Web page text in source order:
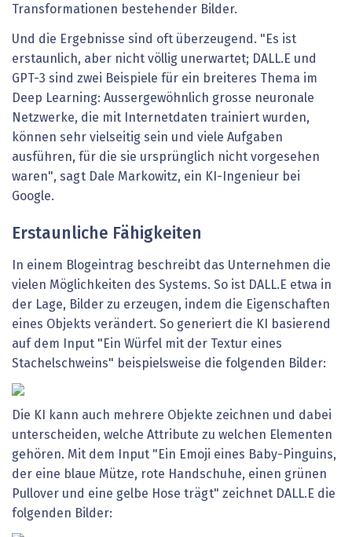
Transformationen bestehender Bilder.
Und die Ergebnisse sind oft überzeugend. "Es ist
erstaunlich, aber nicht völlig unerwartet; DALL.E und
GPT-3 sind zwei Beispiele für ein breiteres Thema im
Deep Learning: Aussergewöhnlich grosse neuronale
Netzwerke, die mit Internetdaten trainiert wurden,
können sehr vielseitig sein und viele Aufgaben
ausführen, für die sie ursprünglich nicht vorgesehen
waren", sagt Dale Markowitz, ein KI-Ingenieur bei
Google.
Erstaunliche Fähigkeiten
In einem Blogeintrag beschreibt das Unternehmen die
vielen Möglichkeiten des Systems. So ist DALL.E etwa in
der Lage, Bilder zu erzeugen, indem die Eigenschaften
eines Objekts verändert. So generiert die KI basierend
auf dem Input "Ein Würfel mit der Textur eines
Stachelschweins" beispielsweise die folgenden Bilder:
Die KI kann auch mehrere Objekte zeichnen und dabei
unterscheiden, welche Attribute zu welchen Elementen
gehören. Mit dem Input "Ein Emoji eines Baby-Pinguins,
der eine blaue Mütze, rote Handschuhe, einen grünen
Pullover und eine gelbe Hose trägt" zeichnet DALL.E die
folgenden Bilder: